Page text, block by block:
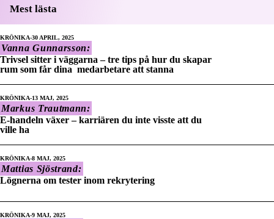
Mest lästa
KRÖNIKA 30 APRIL, 2025
Vanna Gunnarsson:
Trivsel sitter i väggarna – tre tips på hur du skapar
rum som får dina medarbetare att stanna
KRÖNIKA 13 MAJ, 2025
Markus Trautmann:
E-handeln växer – karriären du inte visste att du
ville ha
KRÖNIKA 8 MAJ, 2025
Mattias Sjöstrand:
Lögnerna om tester inom rekrytering
KRÖNIKA 9 MAJ, 2025